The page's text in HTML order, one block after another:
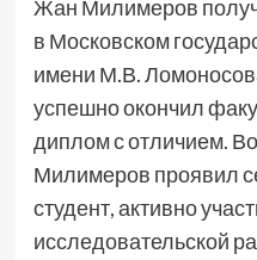
Жан Милимеров
в Московском
имени М.В.
успешно окончил
диплом с отличием.
Милимеров проявил
студент, активно
исследовательской